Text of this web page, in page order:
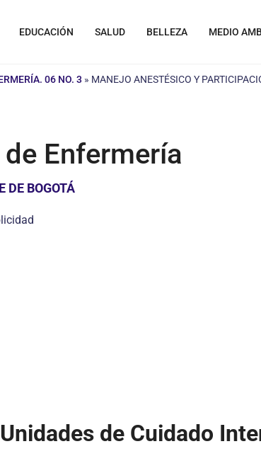
EDUCACIÓN SALUD BELLEZA MEDIO
06 NO. 3 » MANEJO ANESTÉSICO Y
Enfermería
DE BOGOTÁ
de Cuidado